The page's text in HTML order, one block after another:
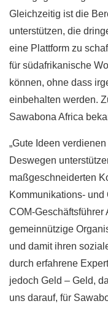
Gleichzeitig ist die
unterstützen, die
eine Plattform zu
für südafrikanische
können, ohne dass
einbehalten werden.
Sawabona Africa
„Gute Ideen
Deswegen
maßgeschneiderten
Kommunikations- und
COM-Geschäftsführer
gemeinnützige
und damit ihren
durch erfahrene
jedoch Geld – Geld,
uns darauf, für